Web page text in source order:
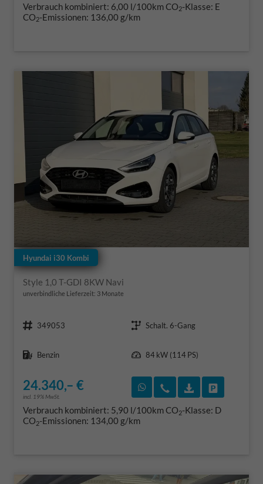
Verbrauch kombiniert: 6,00 l/100kmCO2-Klasse: E
CO2-Emissionen: 136,00 g/km
Hyundai i30 Kombi
Style 1,0 T-GDI 8KW Navi
unverbindliche Lieferzeit: 3 Monate
349053
Schalt. 6-Gang
Benzin
84 kW (114 PS)
24.340,– €
incl. 19% MwSt.
Rückruf vereinbaren
Wir rufen Sie an
Verbrauch kombiniert: 5,90 l/100kmCO2-Klasse: D
CO2-Emissionen: 134,00 g/km